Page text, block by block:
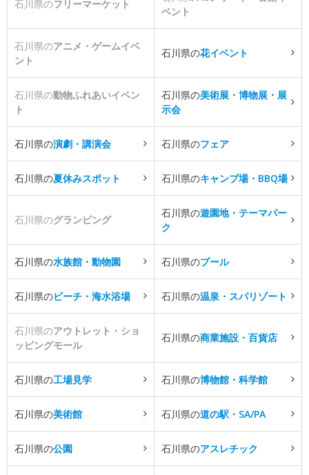
石川県のフリーマーケット
ベント
石川県のアニメ・ゲームイベ
ント
石川県の花イベント
石川県の動物ふれあいイベン
ト
石川県の美術展・博物展・展
示会
石川県の演劇・講演会 石川県のフェア
石川県の夏休みスポット 石川県のキャンプ場・BBQ場
石川県のグランピング
石川県の遊園地・テーマパー
ク
石川県の水族館・動物園 石川県のプール
石川県のビーチ・海水浴場 石川県の温泉・スパリゾート
石川県のアウトレット・ショ
ッピングモール
石川県の商業施設・百貨店
石川県の工場見学 石川県の博物館・科学館
石川県の美術館 石川県の道の駅・SA/PA
石川県の公園 石川県のアスレチック